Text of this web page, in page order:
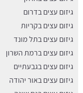
גיזום עצים בדרום
גיזום עצים בקריות
גיזום עצים בתל מונד
גיזום עצים ברמת השרון
גיזום עצים בגבעתיים
גיזום עצים באור יהודה